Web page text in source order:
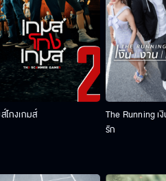
โกงเกมส์
The Running เ
รัก